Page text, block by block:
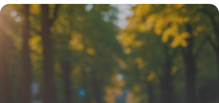
thérapie peut réduire l’anxiété
naturellement
12 février 2026